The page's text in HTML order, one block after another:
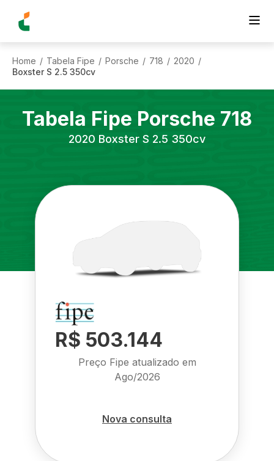
Home / Tabela Fipe / Porsche / 718 / 2020 /
Boxster S 2.5 350cv
Tabela Fipe Porsche 718
2020 Boxster S 2.5 350cv
R$ 503.144
Preço Fipe atualizado em
Ago/2026
Nova consulta